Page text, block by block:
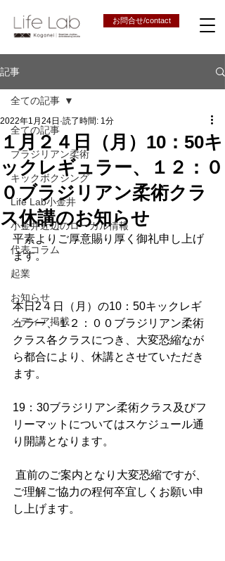
お問合せ/contact
記事
全ての記事
ブラジリアン柔術
キックボクシング
Life Lab小金井
小金井近辺のローカル情報
代表コラム
起業
お知らせ
メディア掲載
全ての記事
１月２４日（月）10：50キ
ックレギュラー、１２：０
０ブラジリアン柔術クラ
ス休講のお知らせ
2022年1月24日 読了時間: 1分
平素よりご厚意賜り厚く御礼申し上げ
ます。
本日2４日（月）の10：50キックレギ
ュラー、１２：００ブラジリアン柔術
クラス各クラスにつき、大変恐縮なが
ら都合により、休講とさせていただき
ます。
19：30ブラジリアン柔術クラス及びフ
リーマットについてはスケジュール通
り開講となります。
ご理解ご協力の程何卒宜しくお願い申
し上げます。